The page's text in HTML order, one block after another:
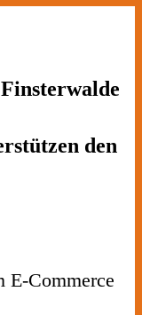
den
Commerce